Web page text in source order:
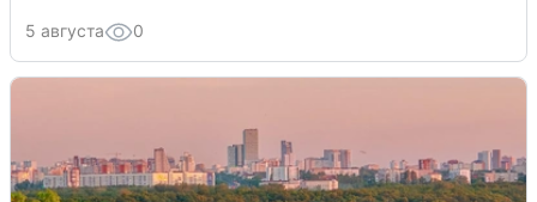
5 августа 0